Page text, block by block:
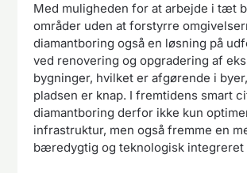
Med muligheden for at arbejde i tæt
områder uden at forstyrre
diamantboring også en løsning på
ved renovering og opgradering af
bygninger, hvilket er afgørende i
pladsen er knap. I fremtidens smart
diamantboring derfor ikke kun
infrastruktur, men også fremme en
bæredygtig og teknologisk integreret